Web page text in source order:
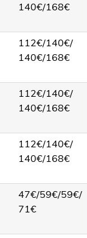
140€/168€
112€/140€/
140€/168€
112€/140€/
140€/168€
112€/140€/
140€/168€
47€/59€/59€/
71€